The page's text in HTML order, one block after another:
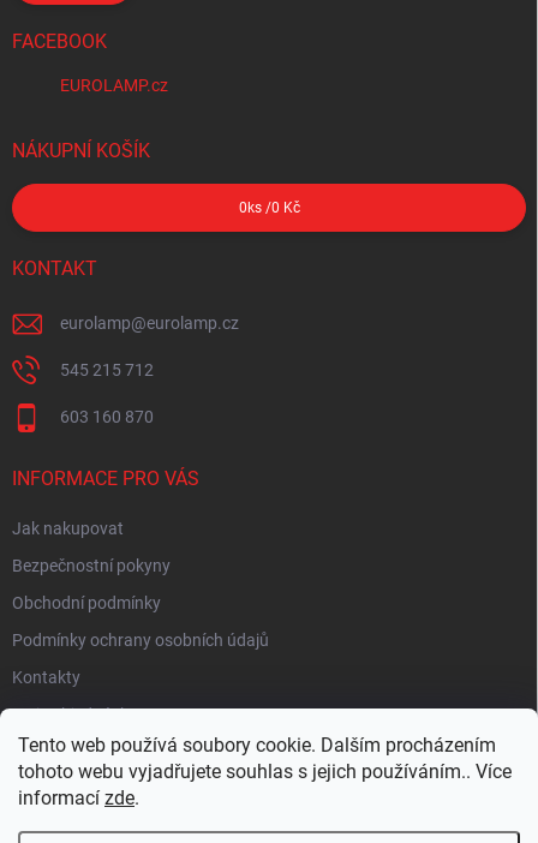
Tento web používá soubory cookie. Dalším procházením
tohoto webu vyjadřujete souhlas s jejich používáním.. Více
informací zde.
FACEBOOK
EUROLAMP.cz
NÁKUPNÍ KOŠÍK
0 ks /0 Kč
KONTAKT
eurolamp@eurolamp.cz
545 215 712
603 160 870
INFORMACE PRO VÁS
Jak nakupovat
Bezpečnostní pokyny
Obchodní podmínky
Podmínky ochrany osobních údajů
Kontakty
Moje objednávka
HEUREKA